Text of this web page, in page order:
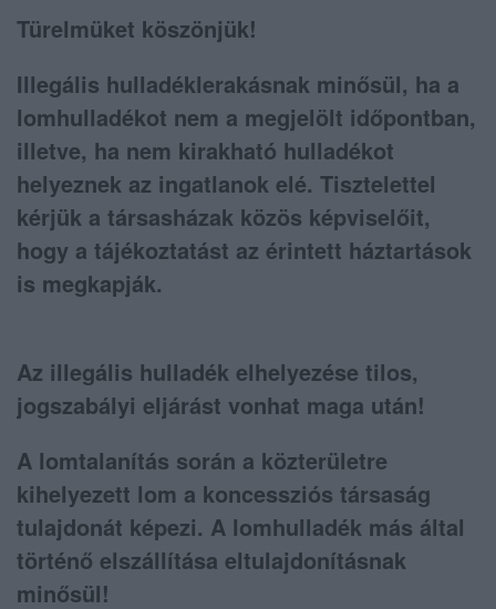
Türelmüket köszönjük!
Illegális hulladéklerakásnak minősül, ha a
lomhulladékot nem a megjelölt időpontban,
illetve, ha nem kirakható hulladékot
helyeznek az ingatlanok elé. Tisztelettel
kérjük a társasházak közös képviselőit,
hogy a tájékoztatást az érintett háztartások
is megkapják.
Az illegális hulladék elhelyezése tilos,
jogszabályi eljárást vonhat maga után!
A lomtalanítás során a közterületre
kihelyezett lom a koncessziós társaság
tulajdonát képezi. A lomhulladék más által
történő elszállítása eltulajdonításnak
minősül!